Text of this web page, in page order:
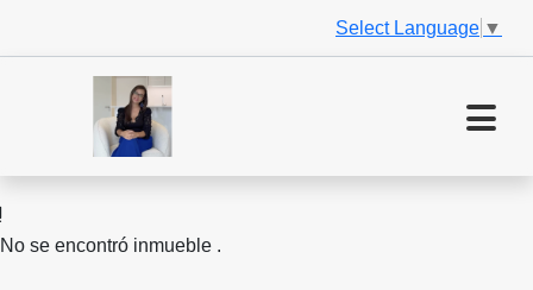
Select Language ▼
No se encontró inmueble .